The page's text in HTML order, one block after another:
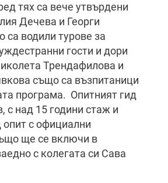
тях са вече утвърдени
Дечева и Георги
са водили турове за
гости и дори
Трендафилова и
също са възпитаници
програма. Опитният гид
с над 15 години стаж и
с официални
ще се включи в
с колегата си Сава